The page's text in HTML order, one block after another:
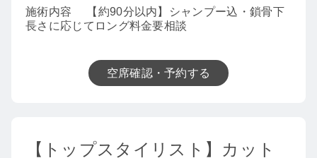
施術内容
【約90分以内】シャンプー込・鎖骨下
長さに応じてロング料金要相談
空席確認・予約する
【トップスタイリスト】カット